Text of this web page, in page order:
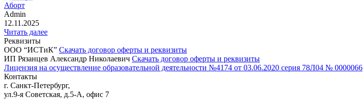
Аборт
Admin
12.11.2025
Читать далее
Реквизиты
ООО “ИСТиК” Скачать договор оферты и реквизиты
ИП Рязанцев Александр Николаевич Скачать договор оферты и реквизиты
Лицензия на осуществление образовательной деятельности №4174 от 03.06.2020 серия 78Л04 № 0000066
Контакты
г. Санкт-Петербург,
ул.9-я Советская, д.5-А, офис 7